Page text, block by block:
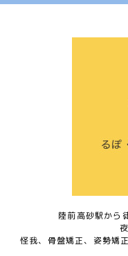
陸前高砂駅から
怪我、骨盤矯正、姿勢矯